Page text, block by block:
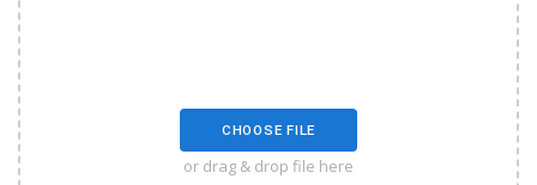
CHOOSE FILE
or drag & drop file here